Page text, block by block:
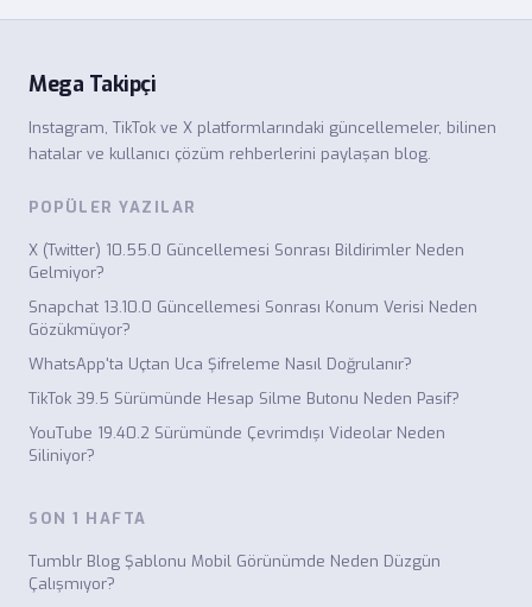
Mega Takipçi
Instagram, TikTok ve X platformlarındaki güncellemeler, bilinen
hatalar ve kullanıcı çözüm rehberlerini paylaşan blog.
POPÜLER YAZILAR
X (Twitter) 10.55.0 Güncellemesi Sonrası Bildirimler Neden
Gelmiyor?
Snapchat 13.10.0 Güncellemesi Sonrası Konum Verisi Neden
Gözükmüyor?
WhatsApp'ta Uçtan Uca Şifreleme Nasıl Doğrulanır?
TikTok 39.5 Sürümünde Hesap Silme Butonu Neden Pasif?
YouTube 19.40.2 Sürümünde Çevrimdışı Videolar Neden
Siliniyor?
SON 1 HAFTA
Tumblr Blog Şablonu Mobil Görünümde Neden Düzgün
Çalışmıyor?